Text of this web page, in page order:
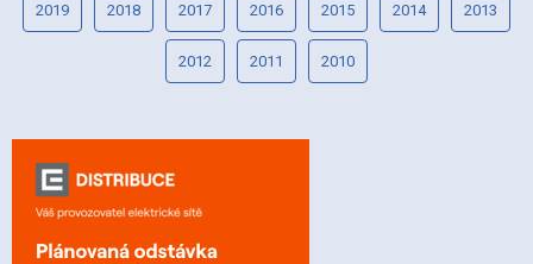
2019 2018 2017 2016 2015 2014 2013
2012 2011 2010